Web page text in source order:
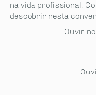
na vida profissional.
descobrir nesta
Ouvir